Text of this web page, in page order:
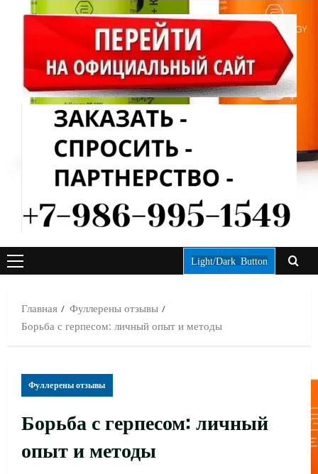
ОСНОВНОЕ
Light/Dark Button
Главная
Фуллерены отзывы
Борьба с герпесом: личный опыт и методы
Фуллерены отзывы
Борьба с герпесом: личный
опыт и методы